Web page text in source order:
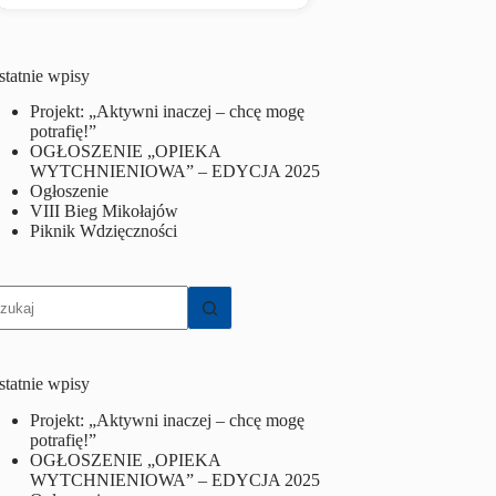
wpisy
Projekt: „Aktywni inaczej – chcę mogę
potrafię!”
OGŁOSZENIE „OPIEKA
WYTCHNIENIOWA” – EDYCJA 2025
Ogłoszenie
VIII Bieg Mikołajów
Piknik Wdzięczności
wpisy
Projekt: „Aktywni inaczej – chcę mogę
potrafię!”
OGŁOSZENIE „OPIEKA
WYTCHNIENIOWA” – EDYCJA 2025